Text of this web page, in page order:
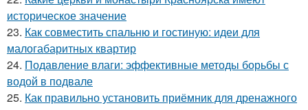
историческое значение
23. Как совместить спальню и гостиную: идеи для
малогабаритных квартир
24. Подавление влаги: эффективные методы борьбы с
водой в подвале
25. Как правильно установить приёмник для дренажного